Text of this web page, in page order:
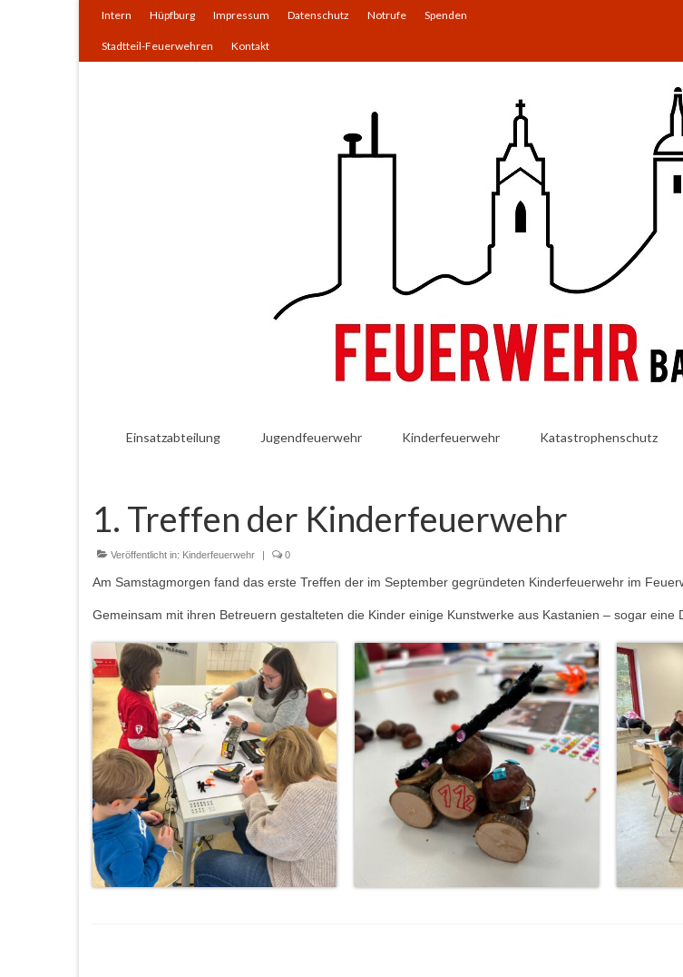
Intern Hüpfburg Impressum Datenschutz Notrufe Spenden
Stadtteil-Feuerwehren Kontakt
Einsatzabteilung Jugendfeuerwehr Kinderfeuerwehr Katastrophenschutz
1. Treffen der Kinderfeuerwehr
Veröffentlicht in: Kinderfeuerwehr | 0
Am Samstagmorgen fand das erste Treffen der im September gegründeten Kinderfeuerwehr im
Gemeinsam mit ihren Betreuern gestalteten die Kinder einige Kunstwerke aus Kastanien – sogar eine